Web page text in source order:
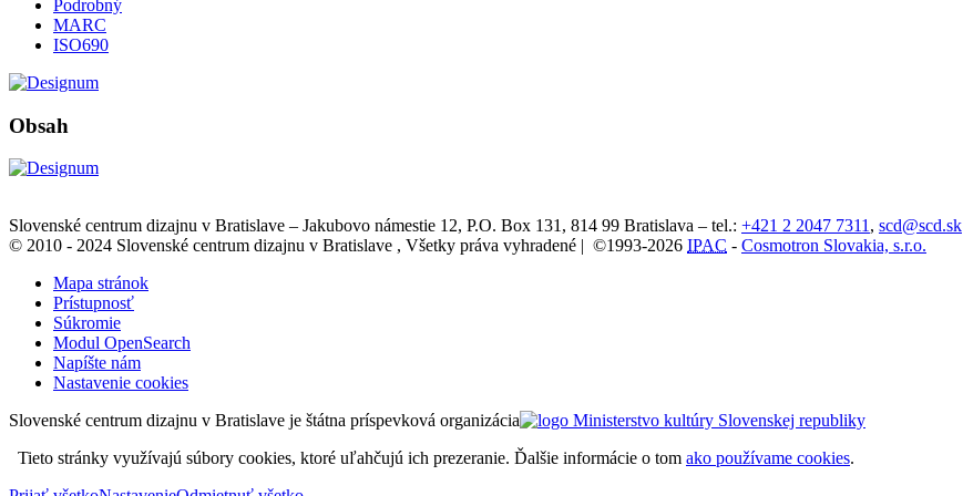
Podrobný
MARC
ISO690
Obsah
Slovenské centrum dizajnu v Bratislave – Jakubovo námestie 12, P.O. Box 131, 814 99 Bratislava – tel.: +421 2 2047 7311 , scd@scd.sk
© 2010 - 2024 Slovenské centrum dizajnu v Bratislave , Všetky práva vyhradené | ©1993-2026 IPAC - Cosmotron Slovakia, s.r.o.
Mapa stránok
Prístupnosť
Súkromie
Modul OpenSearch
Napíšte nám
Nastavenie cookies
Slovenské centrum dizajnu v Bratislave je štátna príspevková organizácia
Tieto stránky využívajú súbory cookies, ktoré uľahčujú ich prezeranie. Ďalšie informácie o tom ako používame cookies.